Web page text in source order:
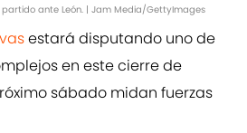
ante León. | Jam Media/GettyImages
estará disputando uno de
en este cierre de
sábado midan fuerzas